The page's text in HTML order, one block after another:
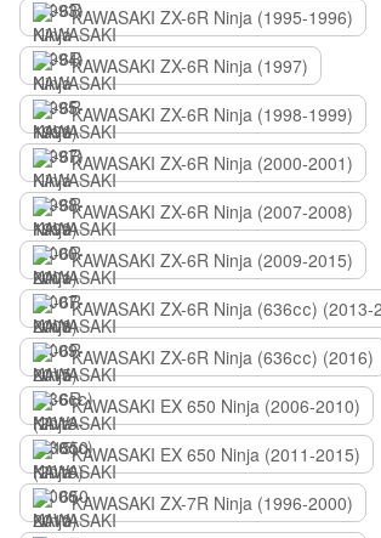
KAWASAKI ZX-6R Ninja (1995-1996)
KAWASAKI ZX-6R Ninja (1997)
KAWASAKI ZX-6R Ninja (1998-1999)
KAWASAKI ZX-6R Ninja (2000-2001)
KAWASAKI ZX-6R Ninja (2007-2008)
KAWASAKI ZX-6R Ninja (2009-2015)
KAWASAKI ZX-6R Ninja (636сс) (2013-
KAWASAKI ZX-6R Ninja (636сс) (2016)
KAWASAKI EX 650 Ninja (2006-2010)
KAWASAKI EX 650 Ninja (2011-2015)
KAWASAKI ZX-7R Ninja (1996-2000)